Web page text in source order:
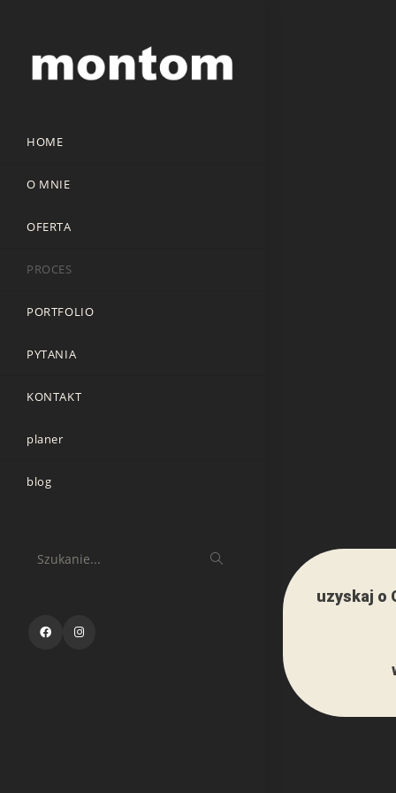
HOME
O MNIE
OFERTA
PROCES
PORTFOLIO
PYTANIA
KONTAKT
planer
blog
Szukanie...
uzyskaj o